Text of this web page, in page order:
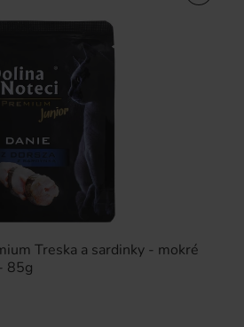
Treska a sardinky - mokré
85g